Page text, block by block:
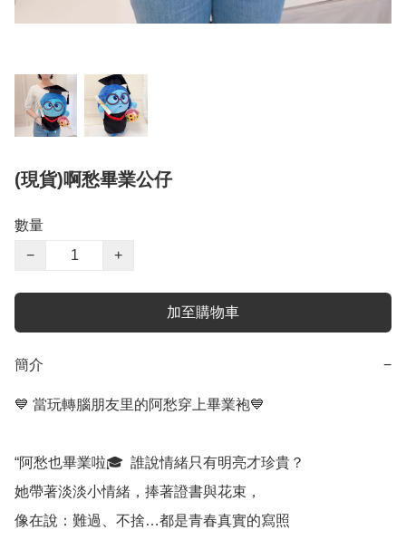
(現貨)啊愁畢業公仔
數量
−
+
加至購物車
簡介 −
💙 當玩轉腦朋友里的阿愁穿上畢業袍💙
“阿愁也畢業啦🎓  誰說情緒只有明亮才珍貴？
她帶著淡淡小情緒，捧著證書與花束，
像在說：難過、不捨…都是青春真實的寫照